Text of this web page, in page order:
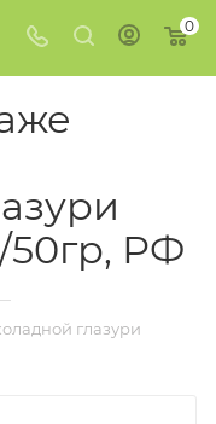
0
50гр, РФ
глазури